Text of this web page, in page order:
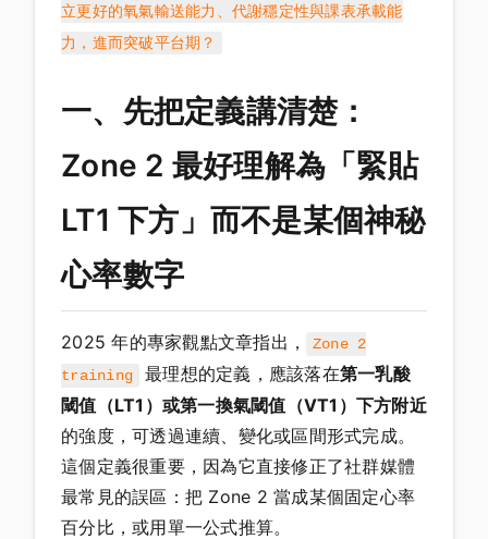
立更好的氧氣輸送能力、代謝穩定性與課表承載能
力，進而突破平台期？
一、先把定義講清楚：
Zone 2 最好理解為「緊貼
LT1 下方」而不是某個神秘
心率數字
2025 年的專家觀點文章指出，
Zone 2
training
最理想的定義，應該落在第一乳酸
閾值（LT1）或第一換氣閾值（VT1）下方附近
的強度，可透過連續、變化或區間形式完成。
這個定義很重要，因為它直接修正了社群媒體
最常見的誤區：把 Zone 2 當成某個固定心率
百分比，或用單一公式推算。